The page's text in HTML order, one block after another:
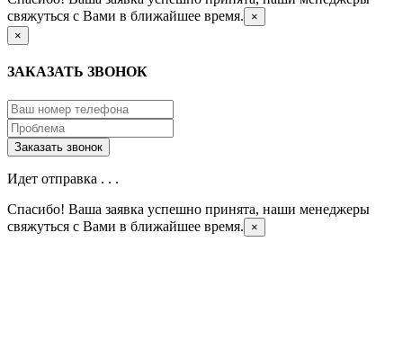
свяжуться с Вами в ближайшее время.
×
×
ЗАКАЗАТЬ ЗВОНОК
Идет отправка . . .
Спасибо! Ваша заявка успешно принята, наши менеджеры
свяжуться с Вами в ближайшее время.
×